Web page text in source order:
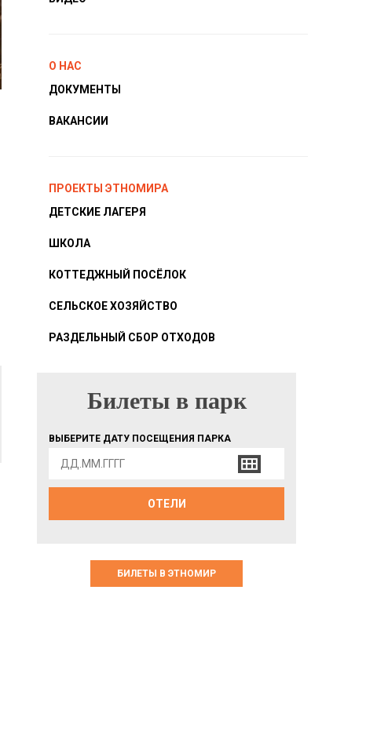
О НАС
ДОКУМЕНТЫ
ВАКАНСИИ
ПРОЕКТЫ ЭТНОМИРА
ДЕТСКИЕ ЛАГЕРЯ
ШКОЛА
КОТТЕДЖНЫЙ ПОСЁЛОК
СЕЛЬСКОЕ ХОЗЯЙСТВО
РАЗДЕЛЬНЫЙ СБОР ОТХОДОВ
БИЛЕТЫ В ПАРК
Билеты в парк
ВЫБЕРИТЕ ДАТУ ПОСЕЩЕНИЯ ПАРКА
ОТЕЛИ
БИЛЕТЫ В ЭТНОМИР